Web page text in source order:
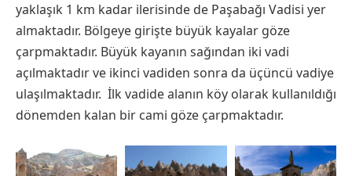
yaklaşık 1 km kadar ilerisinde de Paşabağı Vadisi yer
almaktadır. Bölgeye girişte büyük kayalar göze
çarpmaktadır. Büyük kayanın sağından iki vadi
açılmaktadır ve ikinci vadiden sonra da üçüncü vadiye
ulaşılmaktadır. İlk vadide alanın köy olarak kullanıldığı
dönemden kalan bir cami göze çarpmaktadır.